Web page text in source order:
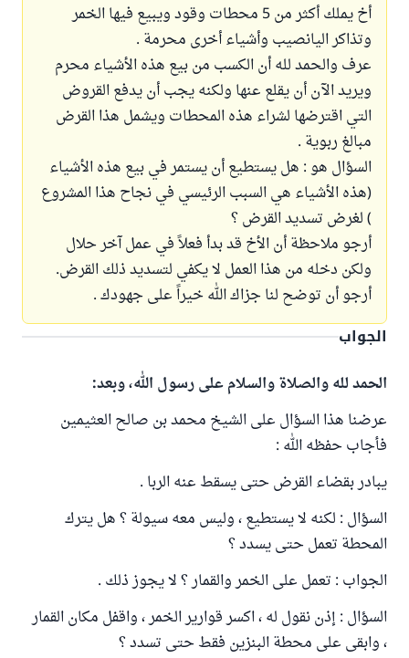
أخ يملك أكثر من 5 محطات وقود ويبيع فيها الخمر
وتذاكر اليانصيب وأشياء أخرى محرمة .
عرف والحمد لله أن الكسب من بيع هذه الأشياء محرم
ويريد الآن أن يقلع عنها ولكنه يجب أن يدفع القروض
التي اقترضها لشراء هذه المحطات ويشمل هذا القرض
مبالغ ربوية .
السؤال هو : هل يستطيع أن يستمر في بيع هذه الأشياء
(هذه الأشياء هي السبب الرئيسي في نجاح هذا المشروع
) لغرض تسديد القرض ؟
أرجو ملاحظة أن الأخ قد بدأ فعلاً في عمل آخر حلال
ولكن دخله من هذا العمل لا يكفي لتسديد ذلك القرض.
أرجو أن توضح لنا جزاك الله خيراً على جهودك .
الجواب
الحمد لله والصلاة والسلام على رسول الله، وبعد:
عرضنا هذا السؤال على الشيخ محمد بن صالح العثيمين
فأجاب حفظه الله :
يبادر بقضاء القرض حتى يسقط عنه الربا .
السؤال : لكنه لا يستطيع ، وليس معه سيولة ؟ هل يترك
المحطة تعمل حتى يسدد ؟
الجواب : تعمل على الخمر والقمار ؟ لا يجوز ذلك .
السؤال : إذن نقول له ، اكسر قوارير الخمر ، واقفل مكان القمار
، وابقى على محطة البنزين فقط حتى تسدد ؟